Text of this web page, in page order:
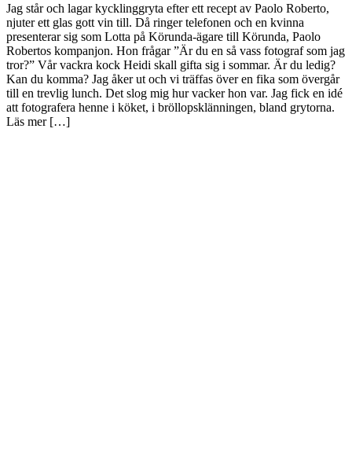
Jag står och lagar kycklinggryta efter ett recept av Paolo Roberto,
njuter ett glas gott vin till. Då ringer telefonen och en kvinna
presenterar sig som Lotta på Körunda-ägare till Körunda, Paolo
Robertos kompanjon. Hon frågar ”Är du en så vass fotograf som jag
tror?” Vår vackra kock Heidi skall gifta sig i sommar. Är du ledig?
Kan du komma? Jag åker ut och vi träffas över en fika som övergår
till en trevlig lunch. Det slog mig hur vacker hon var. Jag fick en idé
att fotografera henne i köket, i bröllopsklänningen, bland grytorna.
Läs mer […]